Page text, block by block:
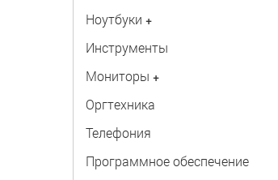
Ноутбуки +
Инструменты
Мониторы +
Оргтехника
Телефония
Программное обеспечение